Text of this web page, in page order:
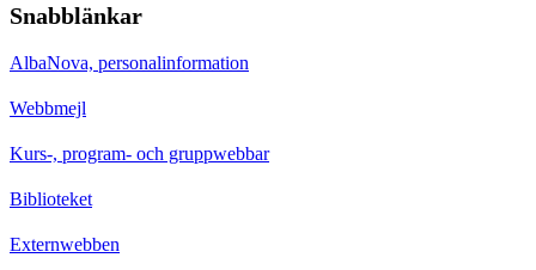
Snabblänkar
AlbaNova, personalinformation
Webbmejl
Kurs-, program- och gruppwebbar
Biblioteket
Externwebben